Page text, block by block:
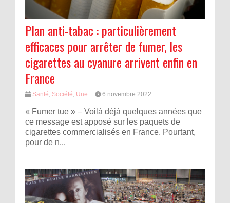
Plan anti-tabac : particulièrement
efficaces pour arrêter de fumer, les
cigarettes au cyanure arrivent enfin en
France
Santé, Société, Une 6 novembre 2022
« Fumer tue » – Voilà déjà quelques années que
ce message est apposé sur les paquets de
cigarettes commercialisés en France. Pourtant,
pour de n...